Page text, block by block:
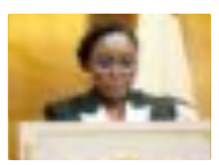
Construção
Turismo
Ambiente